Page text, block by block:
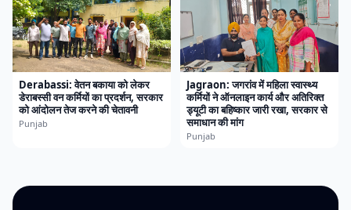
Derabassi: वेतन बकाया को लेकर
डेराबस्सी वन कर्मियों का प्रदर्शन, सरकार
को आंदोलन तेज करने की चेतावनी
Punjab
Jagraon: जगरांव में महिला स्वास्थ्य
कर्मियों ने ऑनलाइन कार्य और अतिरिक्त
ड्यूटी का बहिष्कार जारी रखा, सरकार से
समाधान की मांग
Punjab